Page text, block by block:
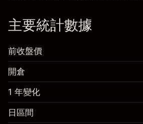
主要統計數據
前收盤價
開倉
1 年變化
日區間